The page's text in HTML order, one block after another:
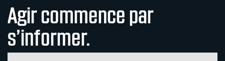
Agir commence par
s’informer.